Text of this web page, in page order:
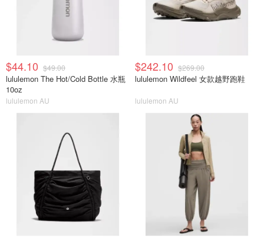
$44.10 $49.00
lululemon The Hot/Cold Bottle 水瓶
10oz
lululemon AU
$242.10 $269.00
lululemon Wildfeel 女款越野跑鞋
lululemon AU